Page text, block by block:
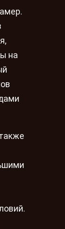
на